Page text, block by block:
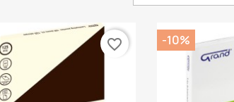
favorite_border -10%